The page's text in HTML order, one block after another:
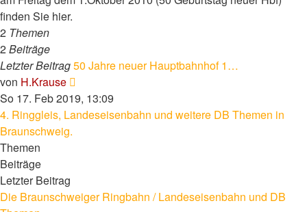
finden Sie hier.
2 Themen
2Beiträge
Letzter Beitrag50 Jahre neuer Hauptbahnhof 1…
von H.Krause
Beitrag
So 17. Feb 2019, 13:09
4. Ringgleis, Landeseisenbahn und weitere DB Themen in
Braunschweig.
Themen
Beiträge
Letzter Beitrag
Die Braunschweiger Ringbahn / Landeseisenbahn und DB